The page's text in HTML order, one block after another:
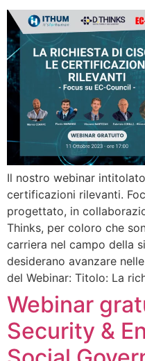
Il nostro webinar
certificazioni rilevanti.
progettato, in
Thinks, per coloro che
carriera nel campo della
desiderano avanzare
del Webinar: Titolo: La
Webinar
Security &